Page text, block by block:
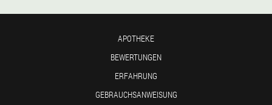
APOTHEKE
BEWERTUNGEN
ERFAHRUNG
GEBRAUCHSANWEISUNG